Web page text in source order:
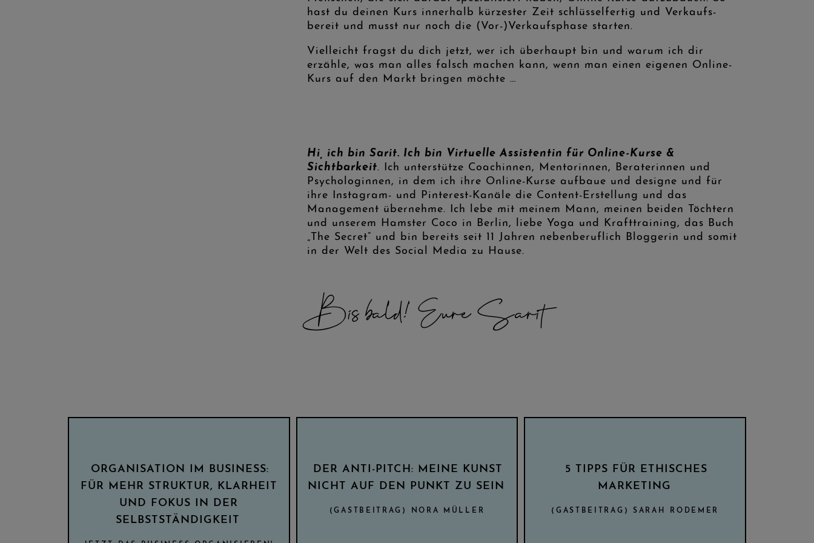
hast du deinen Kurs innerhalb kürzester Zeit schlüsselfertig und Verkaufs-
bereit und musst nur noch die (Vor-)Verkaufsphase starten.
Vielleicht fragst du dich jetzt, wer ich überhaupt bin und warum ich dir
erzähle, was man alles falsch machen kann, wenn man einen eigenen Online-
Kurs auf den Markt bringen möchte …
Hi, ich bin Sarit. Ich bin Virtuelle Assistentin für Online-Kurse &
Sichtbarkeit. Ich unterstütze Coachinnen, Mentorinnen, Beraterinnen und
Psychologinnen, in dem ich ihre Online-Kurse aufbaue und designe und für
ihre Instagram- und Pinterest-Kanäle die Content-Erstellung und das
Management übernehme. Ich lebe mit meinem Mann, meinen beiden Töchtern
und unserem Hamster Coco in Berlin, liebe Yoga und Krafttraining, das Buch
„The Secret“ und bin bereits seit 11 Jahren nebenberuflich Bloggerin und somit
in der Welt des Social Media zu Hause.
Bis bald! Eure Sarit
ORGANISATION IM BUSINESS:
FÜR MEHR STRUKTUR, KLARHEIT
UND FOKUS IN DER
SELBSTSTÄNDIGKEIT
DER ANTI-PITCH: MEINE KUNST
NICHT AUF DEN PUNKT ZU SEIN
(GASTBEITRAG) NORA MÜLLER
5 TIPPS FÜR ETHISCHES
MARKETING
(GASTBEITRAG) SARAH RODEMER